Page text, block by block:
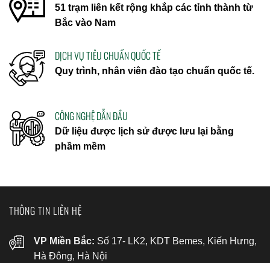
51 trạm liên kết rộng khắp các tỉnh thành từ
Bắc vào Nam
DỊCH VỤ TIÊU CHUẨN QUỐC TẾ
Quy trình, nhân viên đào tạo chuẩn quốc tế.
CÔNG NGHỆ DẪN ĐẦU
Dữ liệu được lịch sử được lưu lại bằng
phầm mềm
THÔNG TIN LIÊN HỆ
VP Miền Bắc: Số 17- LK2, KDT Bemes, Kiến Hưng,
Hà Đông, Hà Nội